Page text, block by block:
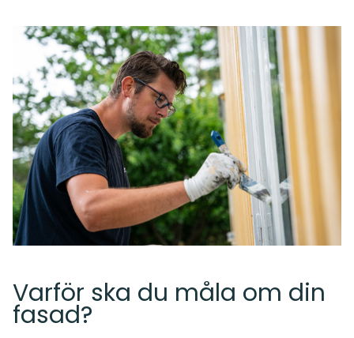
Varför ska du måla om din
fasad?